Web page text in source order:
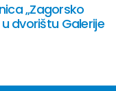
„Zagorsko
dvorištu Galerije